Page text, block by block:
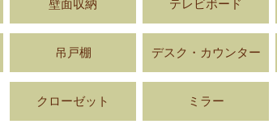
壁面収納 テレビボード
吊戸棚 デスク・カウンター
クローゼット ミラー